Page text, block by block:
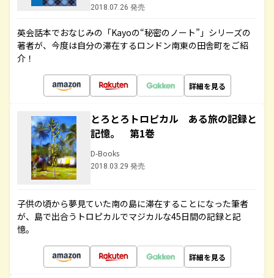
2018.07.26 発売
英会話本でおなじみの「Kayoの“秘密のノート”」シリーズの
著者が、今度は自分の滞在するロンドン南東の田舎町をご紹
介！
詳細を見る
とろとろトロピカル ある旅の記録と
記憶。 第1巻
D-Books
2018.03.29 発売
子供の頃から夢見ていた南の島に滞在することになった筆者
が、島で出合うトロピカルでマジカルな45日間の記録と記
憶。
詳細を見る